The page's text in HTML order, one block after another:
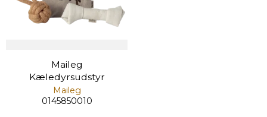
Maileg
Kæledyrsudstyr
Maileg
0145850010